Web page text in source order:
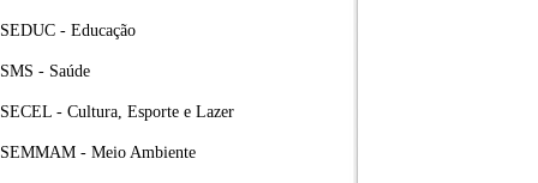
SEDUC - Educação
SMS - Saúde
SECEL - Cultura, Esporte e Lazer
SEMMAM - Meio Ambiente